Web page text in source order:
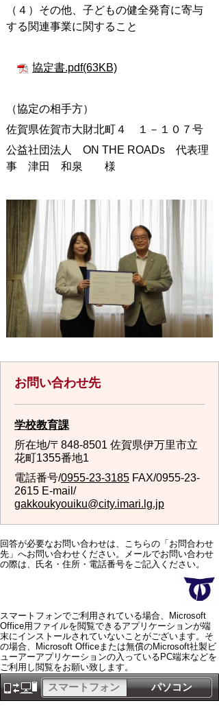
（４）その他、子どもの健全発育に寄与
する関連事業に関すること
協定書.pdf(63KB)
（協定の相手方）
佐賀県佐賀市大財北町４ １－１０７号
公益社団法人 ON THE ROADs 代表理
事 津田 和泉 様
お問い合わせ先
学校教育課
所在地/〒848-8501 佐賀県伊万里市立
花町1355番地1
電話番号/0955-23-3185 FAX/0955-23-
2615 E-mail/
gakkoukyouiku@city.imari.lg.jp
回答が必要なお問い合わせは、こちらの「お問合わせ
先」へお問い合わせください。メールでお問い合わせ
の際は、氏名・住所・電話番号をご記入ください。
スマートフォンでご利用されている場合、Microsoft
Office用ファイルを閲覧できるアプリケーションが端
末にインストールされていないことがございます。そ
の場合、Microsoft Officeまたは無償のMicrosoft社製ビ
ューアーアプリケーションの入っているPC端末などを
ご利用し閲覧をお願い致します。
パソコン
スマートフォン